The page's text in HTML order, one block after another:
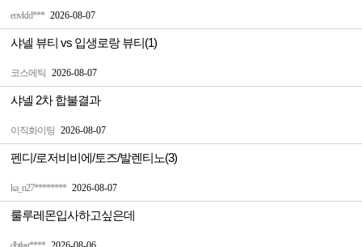
eovkfd*** 2026-08-07
코스메틱 2026-08-07
샤넬 뷰티 vs 입생로랑 뷰티(1)
이직화이팅 2026-08-07
샤넬 2차 합불결과
ka_n27******** 2026-08-07
펜디/로저비비에/토즈/발렌티노(3)
룰루레몬입사하고싶은데